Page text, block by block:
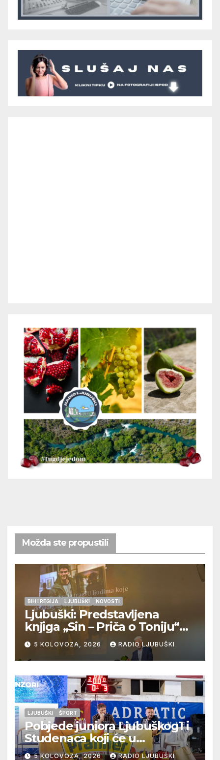
Možda ste propustili
BIH I REGIJA LJUBUŠKI NOVOSTI
Ljubuški: Predstavljena
knjiga „Sin – Priča o Toniju“
dr. sc. Zdenka Hercega
5 KOLOVOZA, 2026 RADIO LJUBUŠKI
LJUBUŠKI ŠPORT
Pobjede juniora Ljubuškog1 i
Studenaca koji će u
međusobnom susretu
5 KOLOVOZA, 2026 RADIO LJUBUŠKI